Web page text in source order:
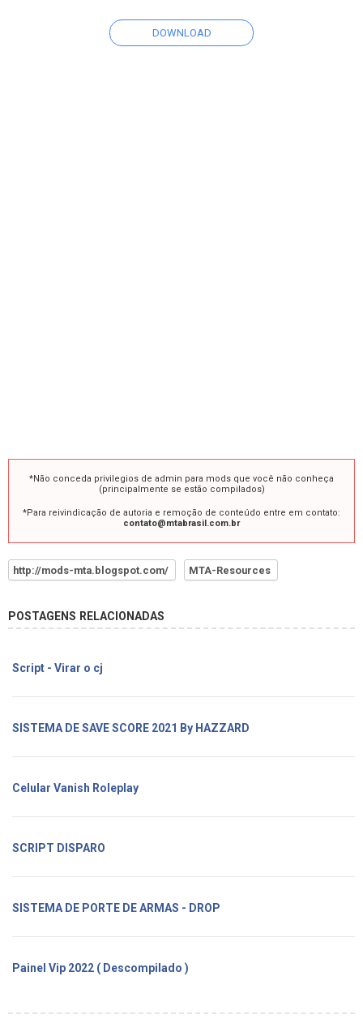
DOWNLOAD
*Não conceda privilegios de admin para mods que você não conheça
(principalmente se estão compilados)
*Para reivindicação de autoria e remoção de conteúdo entre em contato:
contato@mtabrasil.com.br
http://mods-mta.blogspot.com/ MTA-Resources
POSTAGENS RELACIONADAS
Script - Virar o cj
SISTEMA DE SAVE SCORE 2021 By HAZZARD
Celular Vanish Roleplay
SCRIPT DISPARO
SISTEMA DE PORTE DE ARMAS - DROP
Painel Vip 2022 ( Descompilado )